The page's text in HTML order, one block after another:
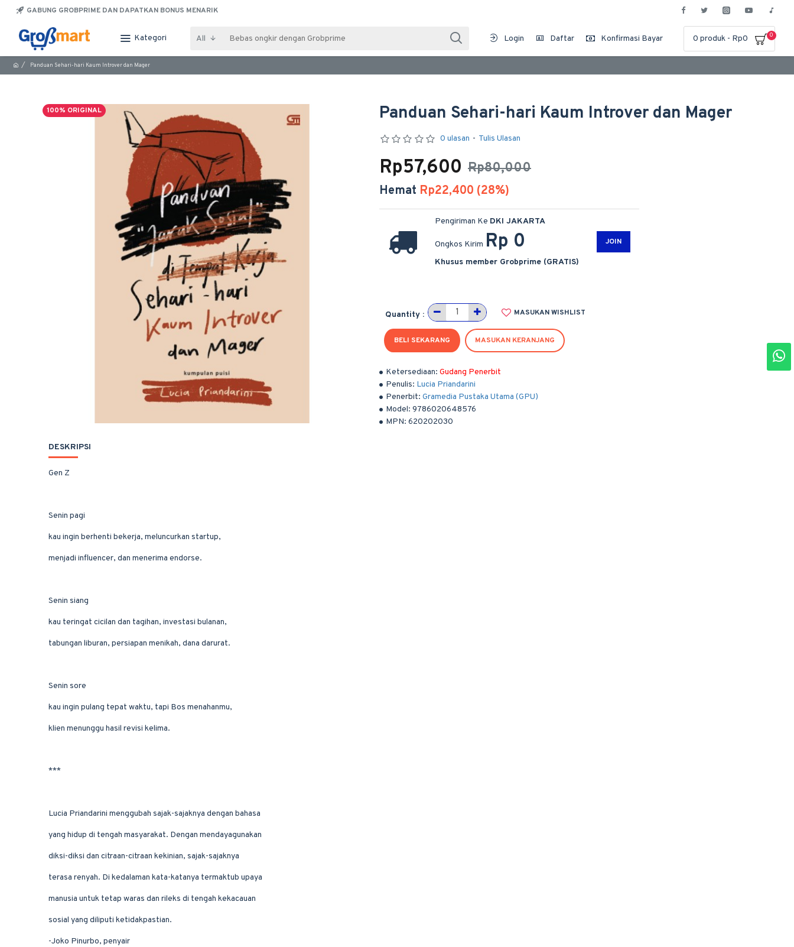
GABUNG GROBPRIME DAN DAPATKAN BONUS MENARIK
Kategori All Login Daftar Konfirmasi Bayar 0 produk - Rp0 0
Panduan Sehari-hari Kaum Introver dan Mager
100% ORIGINAL Panduan Sehari-hari Kaum Introver dan Mager
Ketersediaan: Gudang Penerbit
Penulis: Lucia Priandarini
Penerbit: Gramedia Pustaka Utama (GPU)
Model: 9786020648576
MPN: 620202030
0 ulasan - Tulis Ulasan
Rp80,000
Rp57,600
Hemat Rp22,400 (28%)
Pengiriman Ke DKI JAKARTA
Ongkos Kirim Rp 0
Khusus member Grobprime (GRATIS)
JOIN
Quantity : MASUKAN WISHLIST
BELI SEKARANG MASUKAN KERANJANG
DESKRIPSI
Gen Z
Senin pagi
kau ingin berhenti bekerja, meluncurkan startup,
menjadi influencer, dan menerima endorse.
Senin siang
kau teringat cicilan dan tagihan, investasi bulanan,
tabungan liburan, persiapan menikah, dana darurat.
Senin sore
kau ingin pulang tepat waktu, tapi Bos menahanmu,
klien menunggu hasil revisi kelima.
***
Lucia Priandarini menggubah sajak-sajaknya dengan bahasa
yang hidup di tengah masyarakat. Dengan mendayagunakan
diksi-diksi dan citraan-citraan kekinian, sajak-sajaknya
terasa renyah. Di kedalaman kata-katanya termaktub upaya
manusia untuk tetap waras dan rileks di tengah kekacauan
sosial yang diliputi ketidakpastian.
-Joko Pinurbo, penyair